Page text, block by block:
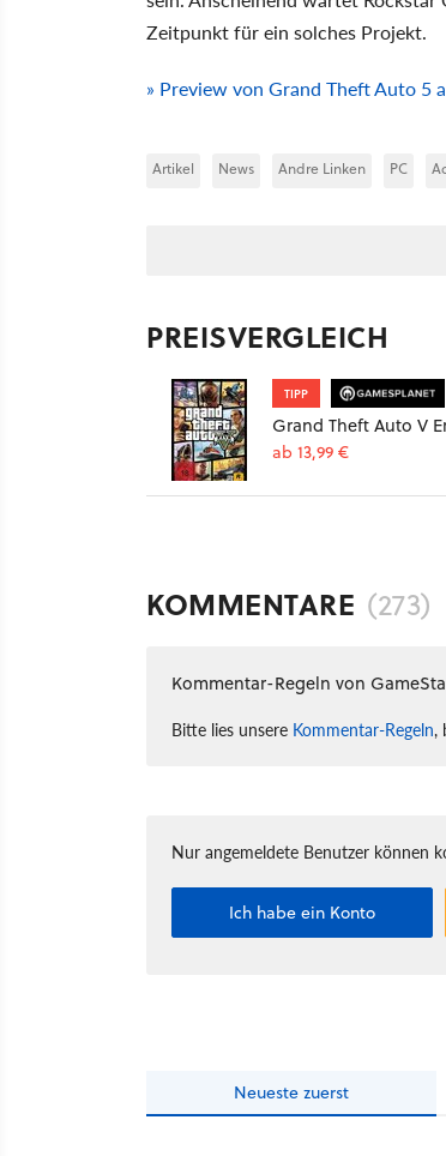
Zeitpunkt für ein solches Projekt.
» Preview von Grand Theft Auto 5
Artikel News Andre Linken PC
PREISVERGLEICH
TIPP
Grand Theft Auto V
ab 13,99 €
KOMMENTARE (273)
Kommentar-Regeln von
Bitte lies unsere Kommentar-Regeln,
Nur angemeldete Benutzer können
Ich habe ein Konto
Neueste zuerst